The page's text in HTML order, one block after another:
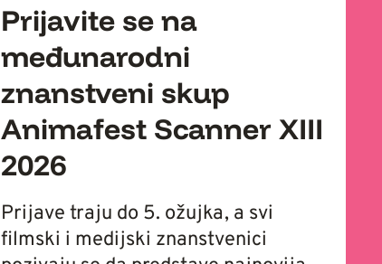
Prijavite se na
međunarodni
znanstveni skup
Animafest Scanner XIII
2026
Prijave traju do 5. ožujka, a svi
filmski i medijski znanstvenici